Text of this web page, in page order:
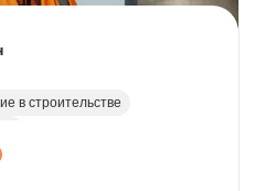
в строительстве